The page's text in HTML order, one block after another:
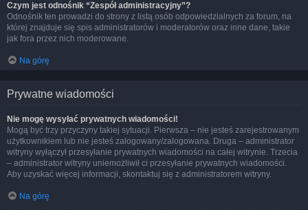
Czym jest odnośnik “Zespół administracyjny”?
Odnośnik ten prowadzi do strony z listą osób odpowiedzialnych za forum, na
której znajduje się spis administratorów i moderatorów oraz inne dane, takie
jak fora przez nich moderowane.
Na górę
Prywatne wiadomości
Nie mogę wysyłać prywatnych wiadomości!
Mogą być trzy przyczyny takiej sytuacji. Pierwsza – nie jesteś zarejestrowanym
użytkownikiem lub nie jesteś zalogowany/zalogowana. Druga – administrator
witryny wyłączył przesyłanie prywatnych wiadomości na całej witrynie. Trzecia
– administrator witryny uniemożliwił ci przesyłanie prywatnych wiadomości.
Aby uzyskać więcej informacji, skontaktuj się z administratorem witryny.
Na górę